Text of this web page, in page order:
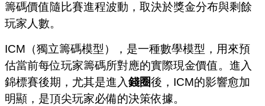
籌碼價值隨比賽進程波動，取決於獎金分布與剩餘
玩家人數。
ICM（獨立籌碼模型），是一種數學模型，用來預
估當前每位玩家籌碼所對應的實際現金價值。進入
錦標賽後期，尤其是進入錢圈後，ICM的影響愈加
明顯，是頂尖玩家必備的決策依據。